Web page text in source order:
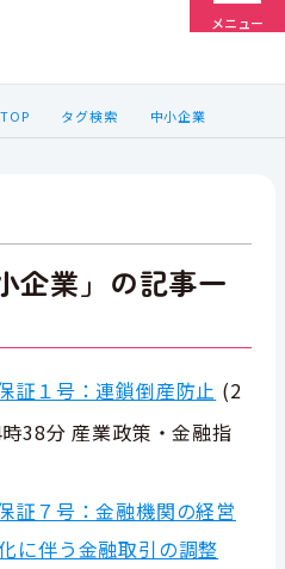
メニュー
タグ検索 中小企業
企業」の記事一
証１号：連鎖倒産防止 (2
38分 産業政策・金融指
証７号：金融機関の経営
に伴う金融取引の調整